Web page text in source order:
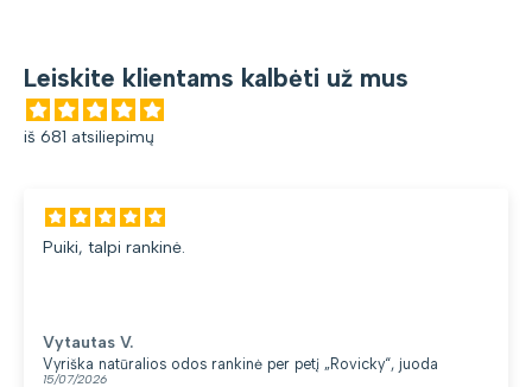
Leiskite klientams kalbėti už mus
iš 681 atsiliepimų
rankinė per petį „Rovicky“, juoda Kuprinė moterims